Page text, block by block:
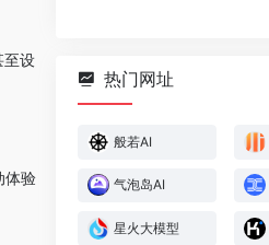
至设
体验‌
热门网址
般若AI
气泡岛AI
星火大模型